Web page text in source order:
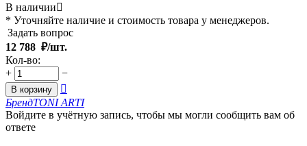
В наличии
* Уточняйте наличие и стоимость товара у менеджеров.
Задать вопрос
12 788 ₽/шт.
Кол-во:
+
−
В корзину

БрендTONI ARTI
Войдите в учётную запись, чтобы мы могли сообщить вам об
ответе